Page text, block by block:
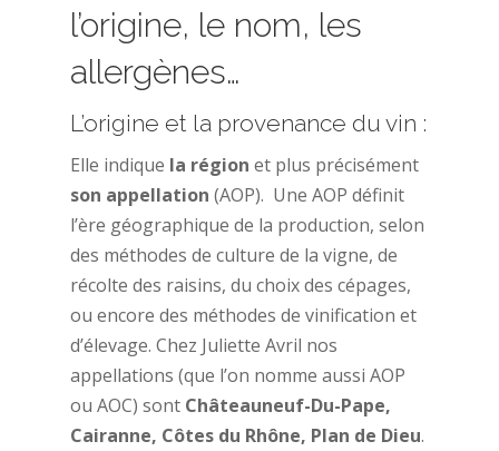
l’origine, le nom, les
allergènes…
L’origine et la provenance du vin :
Elle indique la région et plus précisément
son appellation (AOP). Une AOP définit
l’ère géographique de la production, selon
des méthodes de culture de la vigne, de
récolte des raisins, du choix des cépages,
ou encore des méthodes de vinification et
d’élevage. Chez Juliette Avril nos
appellations (que l’on nomme aussi AOP
ou AOC) sont Châteauneuf-Du-Pape,
Cairanne, Côtes du Rhône, Plan de Dieu.